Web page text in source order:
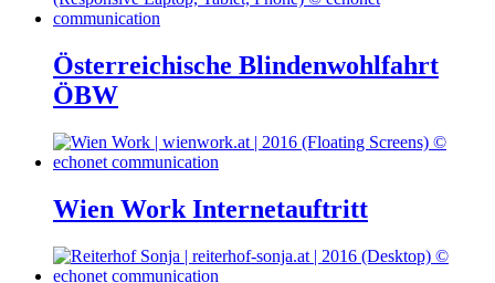
Österreichische Blindenwohlfahrt
ÖBW
Wien Work Internetauftritt